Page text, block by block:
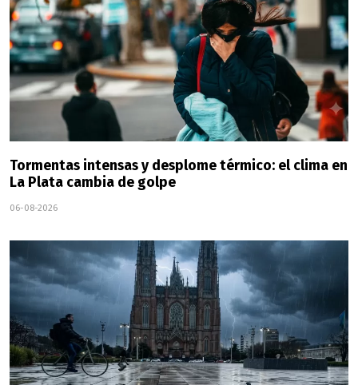
Tormentas intensas y desplome térmico: el clima en
La Plata cambia de golpe
06-08-2026